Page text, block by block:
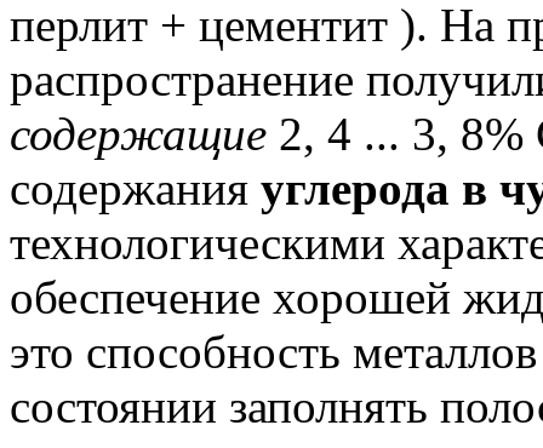
перлит + цементит ). На
распространение
содержащие 2, 4 ... 3,
содержания углерода в
технологическими
обеспечение хорошей
это способность
состоянии заполнять